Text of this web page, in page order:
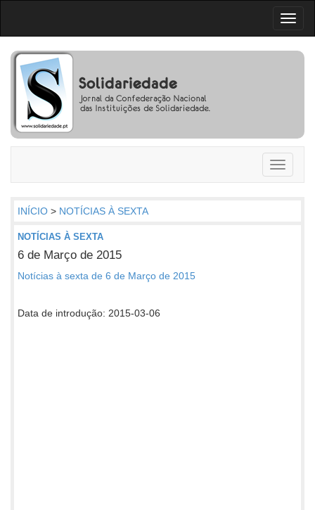
Toggle
INÍCIO > NOTÍCIAS À SEXTA
NOTÍCIAS À SEXTA
6 de Março de 2015
Notícias à sexta de 6 de Março de 2015
Data de introdução: 2015-03-06